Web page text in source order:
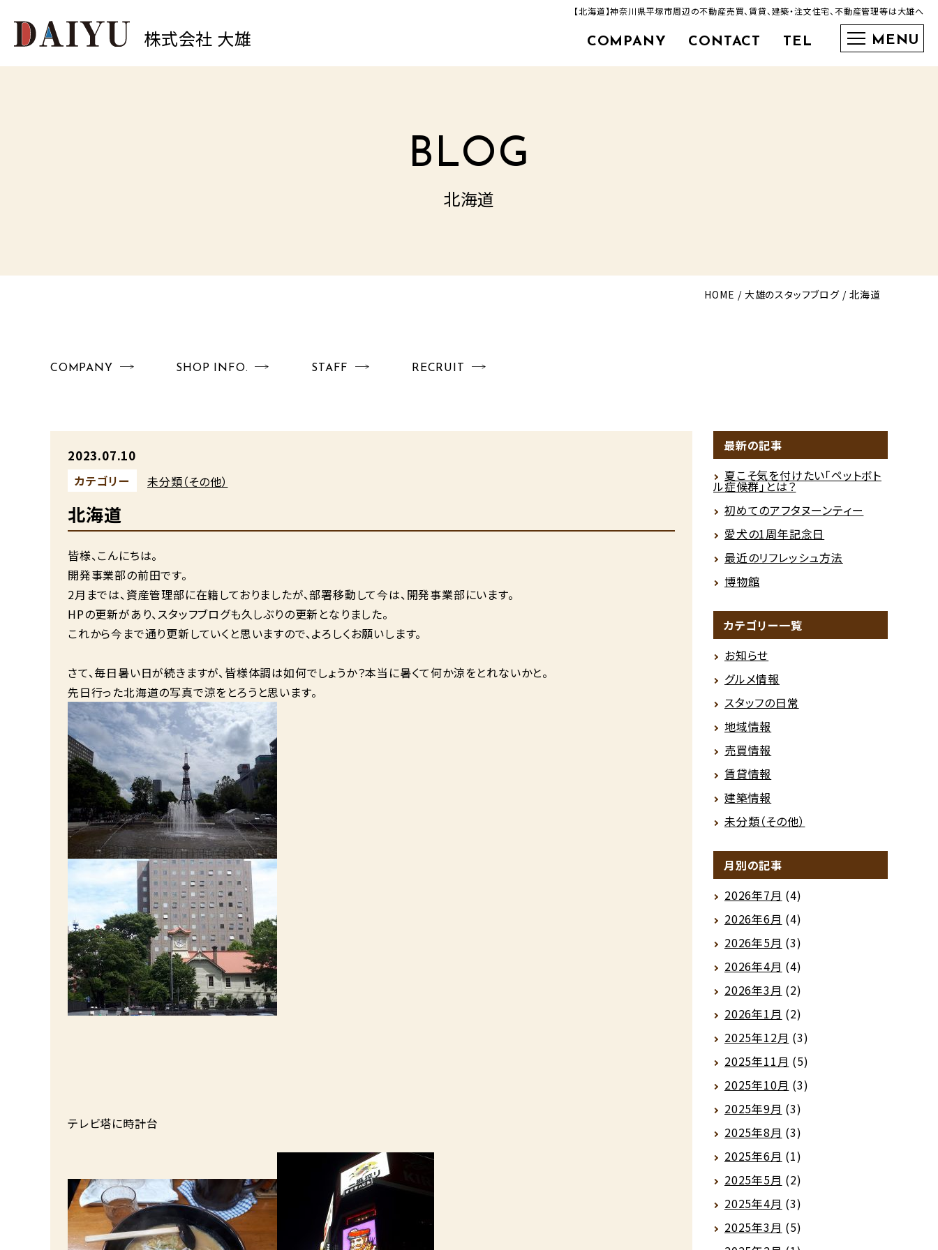
【北海道】神奈川県平塚市周辺の不動産売買、賃貸、建築・注文住宅、不動産管理等は大雄へ
株式会社 大雄 COMPANY CONTACT TEL
BLOG
北海道
HOME 大雄のスタッフブログ 北海道
COMPANY SHOP INFO. STAFF RECRUIT
2023.07.10
カテゴリー 未分類（その他）
北海道
皆様、こんにちは。
開発事業部の前田です。
2月までは、資産管理部に在籍しておりましたが、部署移動して今は、開発事業部にいます。
HPの更新があり、スタッフブログも久しぶりの更新となりました。
これから今まで通り更新していくと思いますので、よろしくお願いします。
さて、毎日暑い日が続きますが、皆様体調は如何でしょうか？本当に暑くて何か涼をとれないかと。
先日行った北海道の写真で涼をとろうと思います。
テレビ塔に時計台
最新の記事
夏こそ気を付けたい「ペットボト
ル症候群」とは？
初めてのアフタヌーンティー
愛犬の1周年記念日
最近のリフレッシュ方法
博物館
カテゴリー一覧
お知らせ
グルメ情報
スタッフの日常
地域情報
売買情報
賃貸情報
建築情報
未分類（その他）
月別の記事
2026年7月 (4)
2026年6月 (4)
2026年5月 (3)
2026年4月 (4)
2026年3月 (2)
2026年1月 (2)
2025年12月 (3)
2025年11月 (5)
2025年10月 (3)
2025年9月 (3)
2025年8月 (3)
2025年6月 (1)
2025年5月 (2)
2025年4月 (3)
2025年3月 (5)